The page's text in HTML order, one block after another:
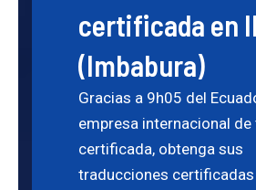
certificada en
(Imbabura)
Gracias a 9h05 del
empresa internacional
certificada, obtenga sus
traducciones